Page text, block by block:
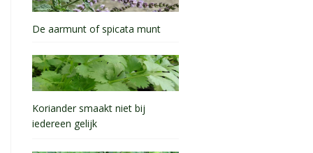
De aarmunt of spicata munt
Koriander smaakt niet bij
iedereen gelijk